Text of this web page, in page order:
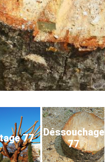
77
Déssouchage
77